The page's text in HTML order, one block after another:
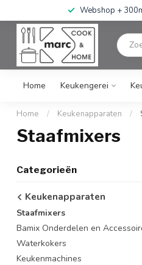
Webshop +
Home Keukengerei
Home / Keukenapparaten /
Staafmixers
Categorieën
Keukenapparaten
Staafmixers
Bamix Onderdelen en
Waterkokers
Keukenmachines